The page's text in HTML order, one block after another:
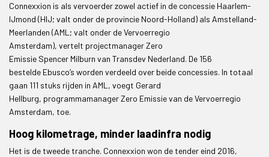
Connexxion is als vervoerder zowel actief in de concessie Haarlem-
IJmond (HIJ; valt onder de provincie Noord-Holland) als Amstelland-
Meerlanden (AML; valt onder de Vervoerregio
Amsterdam), vertelt projectmanager Zero
Emissie Spencer Milburn van Transdev Nederland. De 156
bestelde Ebusco’s worden verdeeld over beide concessies. In totaal
gaan 111 stuks rijden in AML, voegt Gerard
Hellburg, programmamanager Zero Emissie van de Vervoerregio
Amsterdam, toe.
Hoog kilometrage, minder laadinfra nodig
Het is de tweede tranche. Connexxion won de tender eind 2016,